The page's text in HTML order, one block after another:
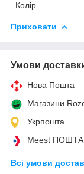
Колір
Приховати
Умови
Нова Пошта
Магазини
Укрпошта
Meest ПОШТА
Всі умови